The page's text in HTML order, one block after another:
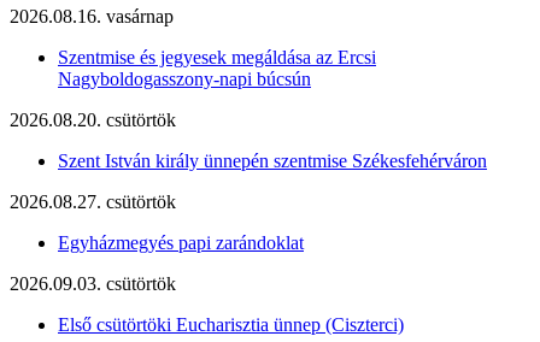
2026.08.16. vasárnap
Szentmise és jegyesek megáldása az Ercsi
Nagyboldogasszony-napi búcsún
2026.08.20. csütörtök
Szent István király ünnepén szentmise Székesfehérváron
2026.08.27. csütörtök
Egyházmegyés papi zarándoklat
2026.09.03. csütörtök
Első csütörtöki Eucharisztia ünnep (Ciszterci)